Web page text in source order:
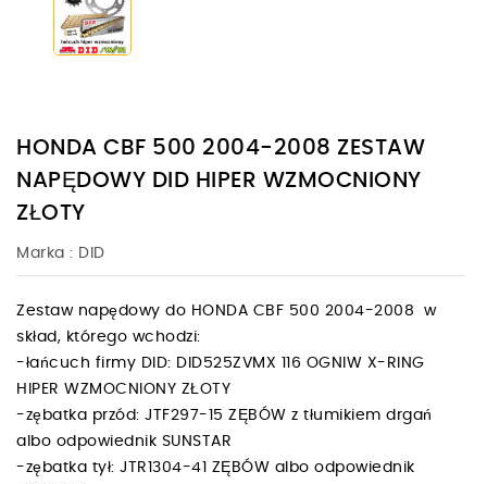
HONDA CBF 500 2004-2008 ZESTAW
NAPĘDOWY DID HIPER WZMOCNIONY
ZŁOTY
Marka : DID
Zestaw napędowy do HONDA CBF 500 2004-2008 w
skład, którego wchodzi:
-łańcuch firmy DID: DID525ZVMX 116 OGNIW X-RING
HIPER WZMOCNIONY ZŁOTY
-zębatka przód: JTF297-15 ZĘBÓW z tłumikiem drgań
albo odpowiednik SUNSTAR
-zębatka tył: JTR1304-41 ZĘBÓW albo odpowiednik